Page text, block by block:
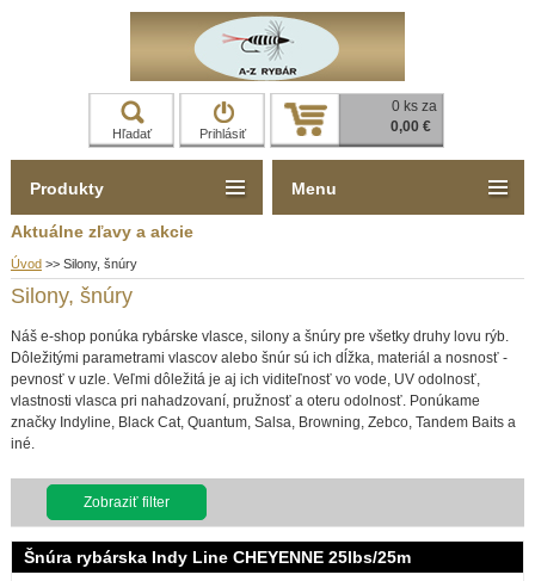
Hľadať Prihlásiť
0 ks za
0,00 €
Aktuálne zľavy a akcie
Úvod >> Silony, šnúry
Silony, šnúry
Náš e-shop ponúka rybárske vlasce, silony a šnúry pre všetky druhy lovu rýb.
Dôležitými parametrami vlascov alebo šnúr sú ich dĺžka, materiál a nosnosť -
pevnosť v uzle. Veľmi dôležitá je aj ich viditeľnosť vo vode, UV odolnosť,
vlastnosti vlasca pri nahadzovaní, pružnosť a oteru odolnosť. Ponúkame
značky Indyline, Black Cat, Quantum, Salsa, Browning, Zebco, Tandem Baits a
iné.
Zobraziť filter
Šnúra rybárska Indy Line CHEYENNE 25lbs/25m
Produkty Menu